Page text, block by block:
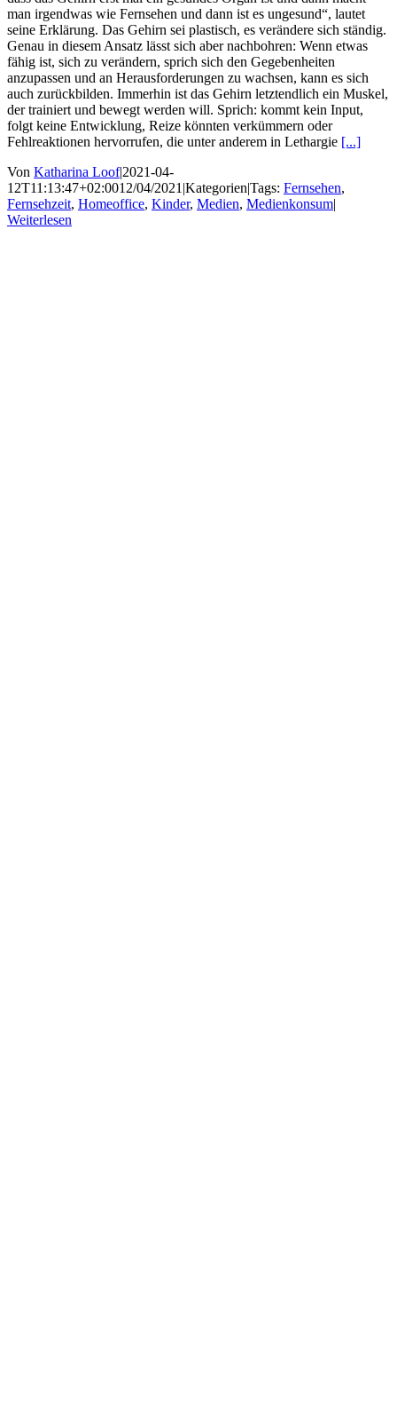
man irgendwas wie Fernsehen und dann ist es ungesund“, lautet
seine Erklärung. Das Gehirn sei plastisch, es verändere sich ständig.
Genau in diesem Ansatz lässt sich aber nachbohren: Wenn etwas
fähig ist, sich zu verändern, sprich sich den Gegebenheiten
anzupassen und an Herausforderungen zu wachsen, kann es sich
auch zurückbilden. Immerhin ist das Gehirn letztendlich ein Muskel,
der trainiert und bewegt werden will. Sprich: kommt kein Input,
folgt keine Entwicklung, Reize könnten verkümmern oder
Fehlreaktionen hervorrufen, die unter anderem in Lethargie [...]
Von Katharina Loof|2021-04-
12T11:13:47+02:0012/04/2021 |Kategorien|Tags: Fernsehen,
Fernsehzeit, Homeoffice, Kinder, Medien, Medienkonsum|
Weiterlesen